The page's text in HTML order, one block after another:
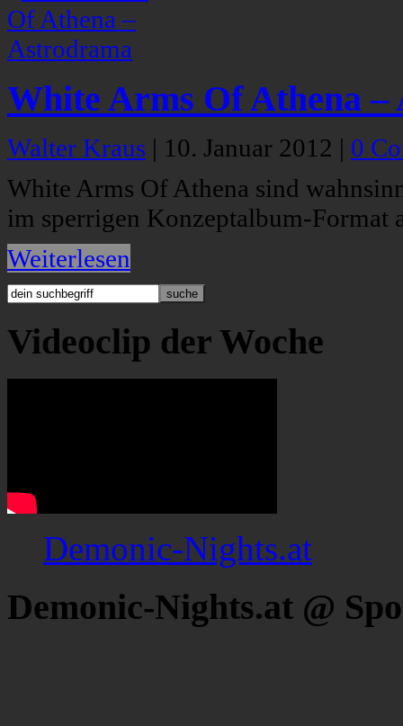
White Arms Of Athena –
Walter Kraus | 10. Januar 2012 | 0
White Arms Of Athena sind
im sperrigen Konzeptalbum-Format
Weiterlesen
Videoclip der Woche
Demonic-Nights.at
Demonic-Nights.at @